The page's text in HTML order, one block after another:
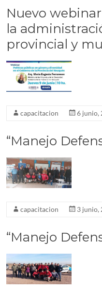
Nuevo
la
provincial y
capacitacion 6 junio,
“Manejo
capacitacion 3 junio,
“Manejo